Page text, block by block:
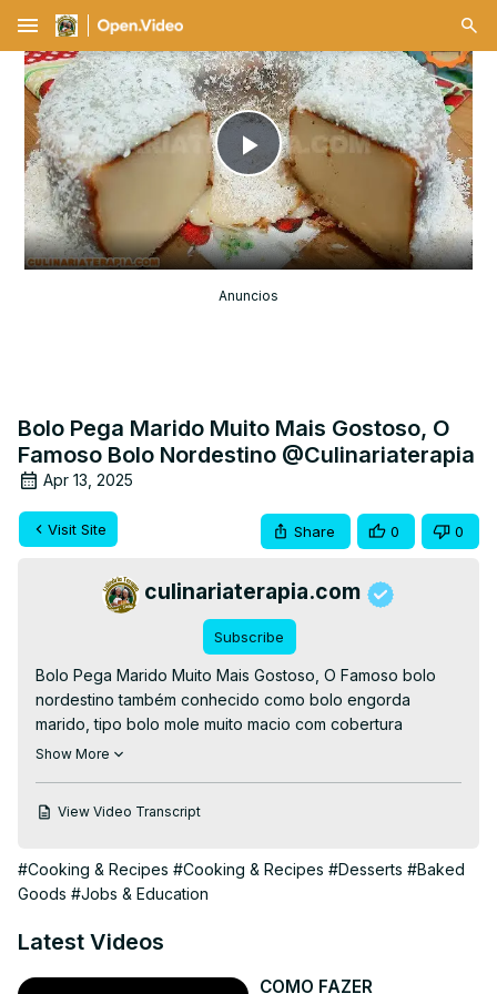
menu
Play
Video
Anuncios
Bolo Pega Marido Muito Mais Gostoso, O
Famoso Bolo Nordestino @Culinariaterapia
Apr 13, 2025
Visit Site Share 0 0
culinariaterapia.com
Subscribe
Bolo Pega Marido Muito Mais Gostoso, O Famoso bolo
nordestino também conhecido como bolo engorda
marido, tipo bolo mole muito macio com cobertura
cremosa de leite condensado.
#bolomole #bolodeleite #bolocremoso #receitas
Show More
View Video Transcript
#Cooking & Recipes #Cooking & Recipes #Desserts #Baked
Goods #Jobs & Education
Latest Videos
COMO FAZER